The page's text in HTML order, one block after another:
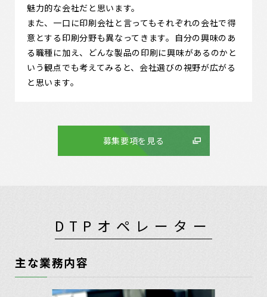
魅力的な会社だと思います。
また、一口に印刷会社と言ってもそれぞれの会社で得
意とする印刷分野も異なってきます。自分の興味のあ
る職種に加え、どんな製品の印刷に興味があるのかと
いう観点でも考えてみると、会社選びの視野が広がる
と思います。
募集要項を見る
DTPオペレーター
主な業務内容